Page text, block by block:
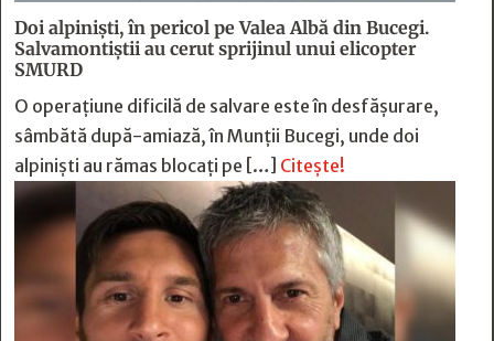
Doi alpiniști, în pericol pe Valea Albă din Bucegi.
Salvamontiștii au cerut sprijinul unui elicopter
SMURD
O operațiune dificilă de salvare este în desfășurare,
sâmbătă după-amiază, în Munții Bucegi, unde doi
alpiniști au rămas blocați pe […] Citește!